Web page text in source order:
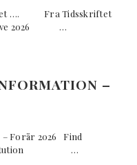
…. Fra Tidsskriftet
2026 …
–
– Forår 2026 Find
…